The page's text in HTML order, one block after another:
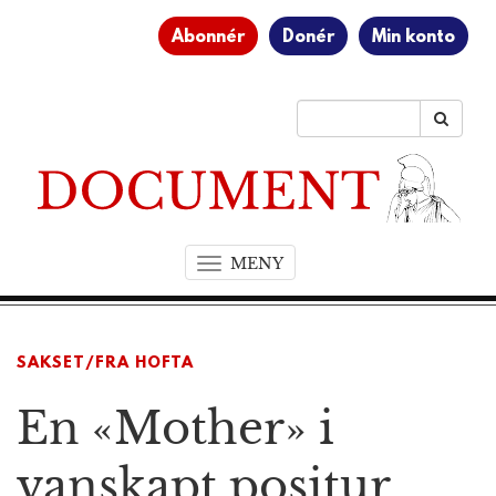
Abonnér Donér Min konto
MENYT
o
a
i
SAKSET/FRA HOFTA
En «Mother» i